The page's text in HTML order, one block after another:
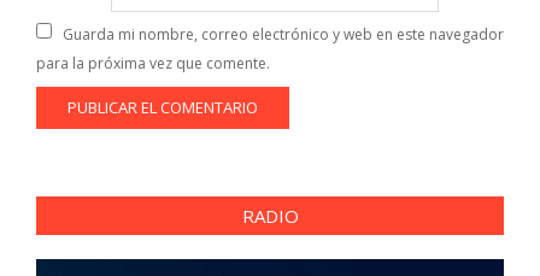
Guarda mi nombre, correo electrónico y web en este navegador
para la próxima vez que comente.
RADIO